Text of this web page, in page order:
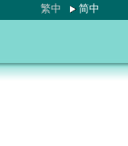
繁中 简中